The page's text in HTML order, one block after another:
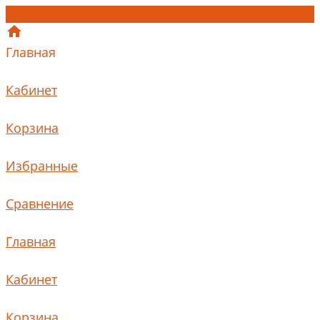
Главная
Кабинет
Корзина
Избранные
Сравнение
Главная
Кабинет